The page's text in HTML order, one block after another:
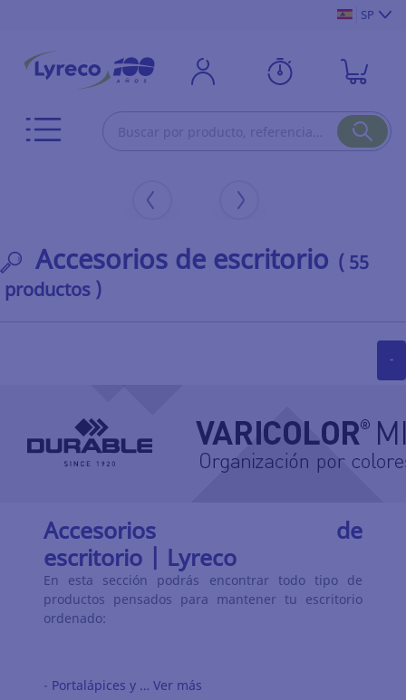
SP
Accesorios de escritorio ( 55
productos )
-
Accesorios de
escritorio
Lyreco
En esta sección podrás encontrar todo tipo de
productos pensados para mantener tu escritorio
ordenado:
- Portalápices y … Ver más